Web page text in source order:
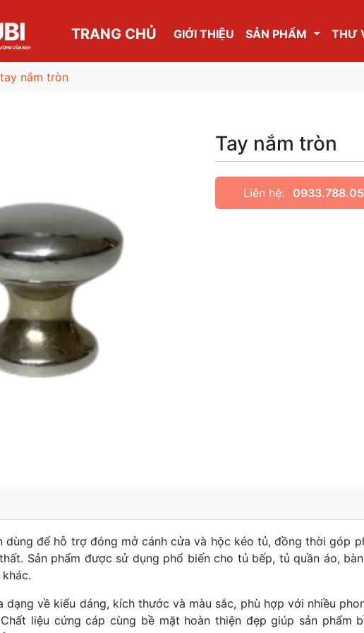
TRANG CHỦ GIỚI THIỆU SẢN PHẨM THƯ
tay nắm tròn
Tay nắm tròn
Liên hệ:
dùng để hỗ trợ đóng mở cánh cửa và hộc kéo tủ, đồng thời góp
Sản phẩm được sử dụng phổ biến cho tủ bếp, tủ quần áo,
dạng về kiểu dáng, kích thước và màu sắc, phù hợp với nhiều
liệu cứng cáp cùng bề mặt hoàn thiện đẹp giúp sản phẩm